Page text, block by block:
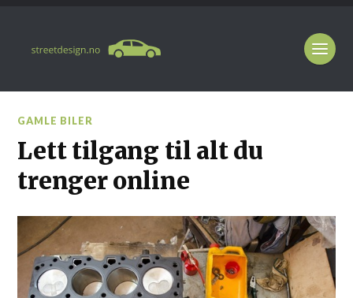
GAMLE BILER
Lett tilgang til alt du
trenger online